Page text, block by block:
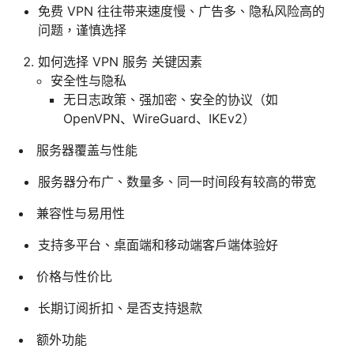
免费 VPN 往往带来速度慢、广告多、隐私风险高的
问题，谨慎选择
如何选择 VPN 服务 关键因素
安全性与隐私
无日志政策、强加密、安全的协议（如
OpenVPN、WireGuard、IKEv2）
服务器覆盖与性能
服务器分布广、数量多、同一时间段有较高的带宽
兼容性与易用性
支持多平台、桌面端和移动端客户端体验好
价格与性价比
长期订阅折扣、是否支持退款
额外功能